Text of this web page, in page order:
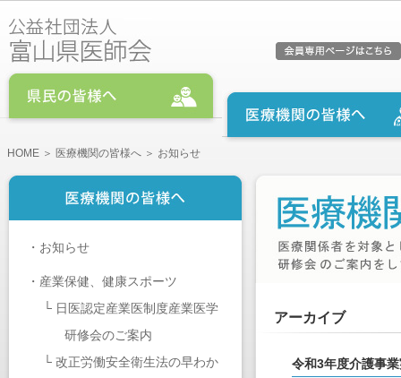
HOME ＞ 医療機関の皆様へ ＞ お知らせ
・ お知らせ
・ 産業保健、健康スポーツ
└ 日医認定産業医制度産業医学
研修会のご案内
└ 改正労働安全衛生法の早わか
アーカイブ
令和3年度介護事